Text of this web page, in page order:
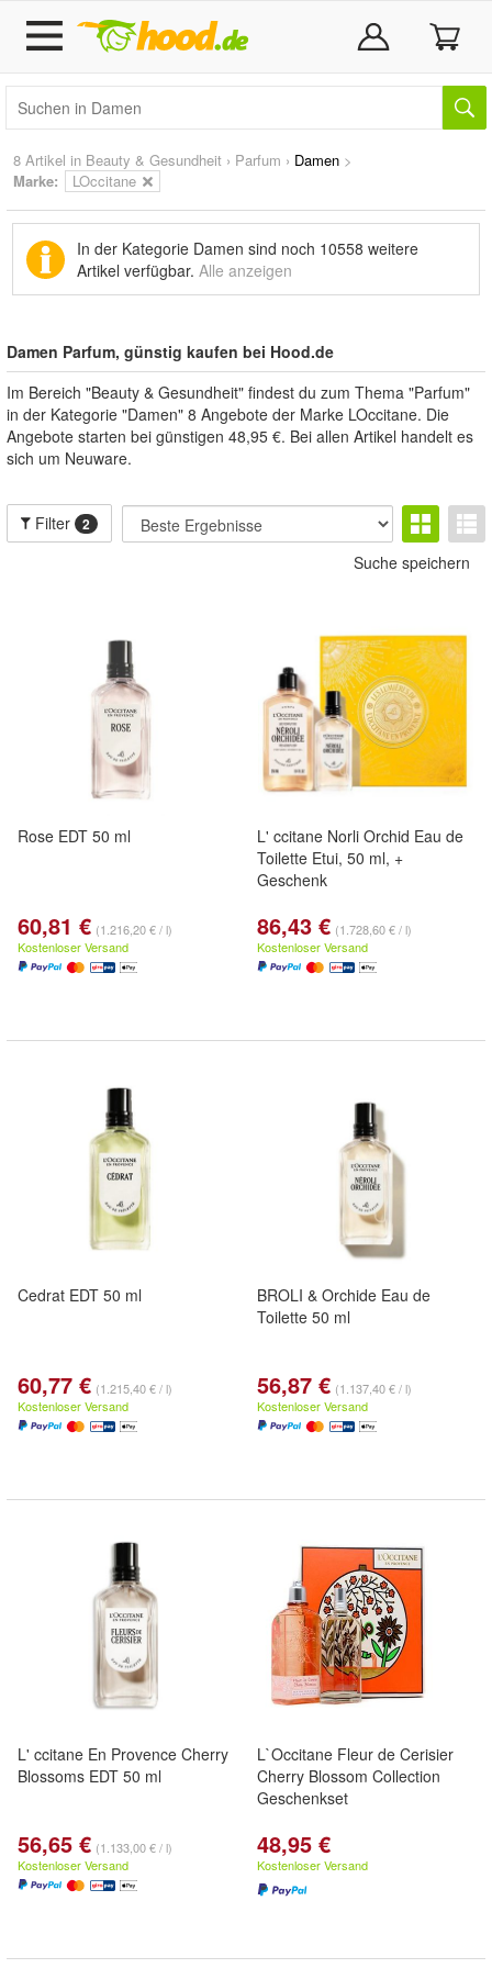
8 Artikel in Beauty & Gesundheit › Parfum › Damen >
Marke: LOccitane
In der Kategorie Damen sind noch 10558 weitere
Artikel verfügbar. Alle anzeigen
Damen Parfum, günstig kaufen bei Hood.de
Im Bereich "Beauty & Gesundheit" findest du zum Thema "Parfum"
in der Kategorie "Damen" 8 Angebote der Marke LOccitane. Die
Angebote starten bei günstigen 48,95 €. Bei allen Artikel handelt es
sich um Neuware.
Filter 2
Suche speichern
Rose EDT 50 ml
60,81 € (1.216,20 € / l)
Kostenloser Versand
L' ccitane Norli Orchid Eau de
Toilette Etui, 50 ml, +
Geschenk
86,43 € (1.728,60 € / l)
Kostenloser Versand
Cedrat EDT 50 ml
60,77 € (1.215,40 € / l)
Kostenloser Versand
BROLI & Orchide Eau de
Toilette 50 ml
56,87 € (1.137,40 € / l)
Kostenloser Versand
L' ccitane En Provence Cherry
Blossoms EDT 50 ml
56,65 € (1.133,00 € / l)
Kostenloser Versand
L`Occitane Fleur de Cerisier
Cherry Blossom Collection
Geschenkset
48,95 €
Kostenloser Versand